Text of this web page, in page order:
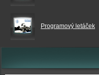
Programový letáček